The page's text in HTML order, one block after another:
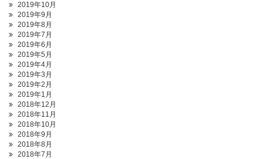
2019年10月
2019年9月
2019年8月
2019年7月
2019年6月
2019年5月
2019年4月
2019年3月
2019年2月
2019年1月
2018年12月
2018年11月
2018年10月
2018年9月
2018年8月
2018年7月